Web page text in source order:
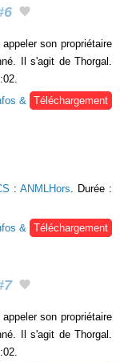
son propriétaire
Il s'agit de Thorgal.
&
Téléchargement
: ANMLHors. Durée :
&
Téléchargement
son propriétaire
Il s'agit de Thorgal.